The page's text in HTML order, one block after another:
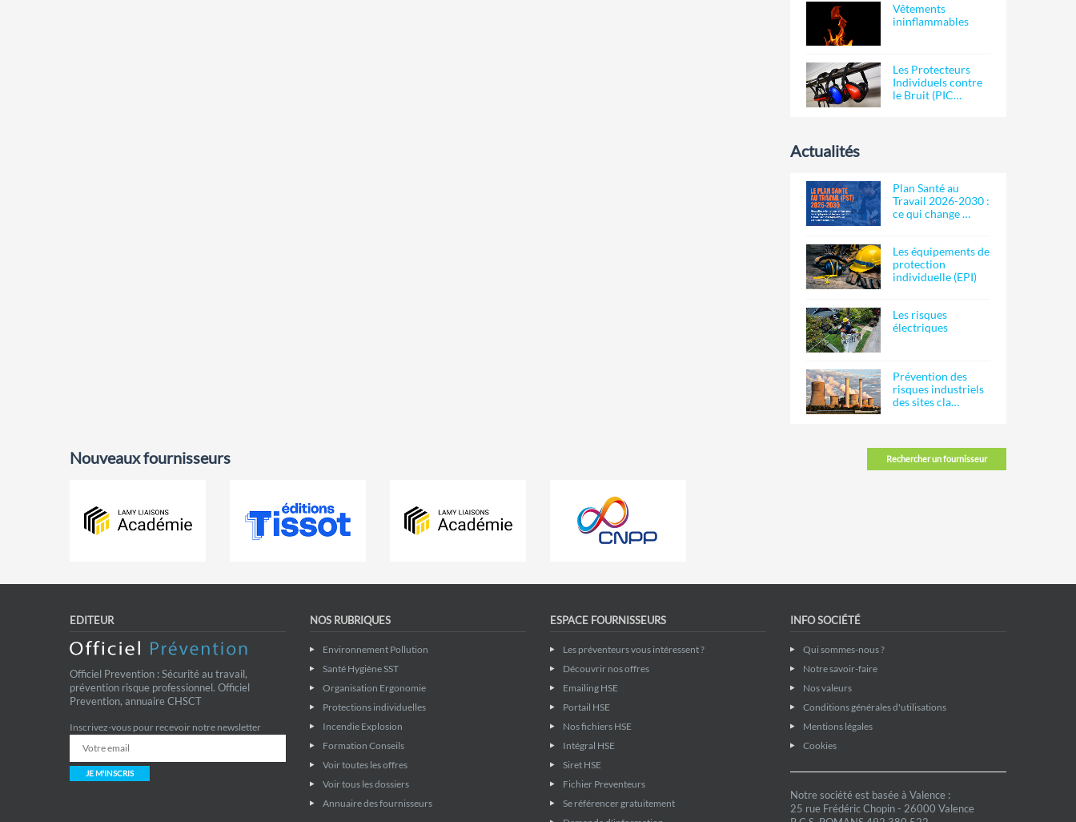
Vêtements
ininflammables
Les Protecteurs
Individuels contre
le Bruit (PIC…
Actualités
Plan Santé au
Travail 2026-2030 :
ce qui change …
Les équipements de
protection
individuelle (EPI)
Les risques
électriques
Prévention des
risques industriels
des sites cla…
Rechercher un fournisseur
Nouveaux fournisseurs
EDITEUR
Officiel Prevention : Sécurité au travail,
prévention risque professionnel. Officiel
Prevention, annuaire CHSCT
Inscrivez-vous pour recevoir notre newsletter
JE M'INSCRIS
NOS RUBRIQUES
Environnement Pollution
Santé Hygiène SST
Organisation Ergonomie
Protections individuelles
Incendie Explosion
Formation Conseils
Voir toutes les offres
Voir tous les dossiers
Annuaire des fournisseurs
ESPACE FOURNISSEURS
Les préventeurs vous intéressent ?
Découvrir nos offres
Emailing HSE
Portail HSE
Nos fichiers HSE
Intégral HSE
Siret HSE
Fichier Preventeurs
Se référencer gratuitement
INFO SOCIÉTÉ
Qui sommes-nous ?
Notre savoir-faire
Nos valeurs
Conditions générales d'utilisations
Mentions légales
Cookies
Notre société est basée à Valence :
25 rue Frédéric Chopin - 26000 Valence